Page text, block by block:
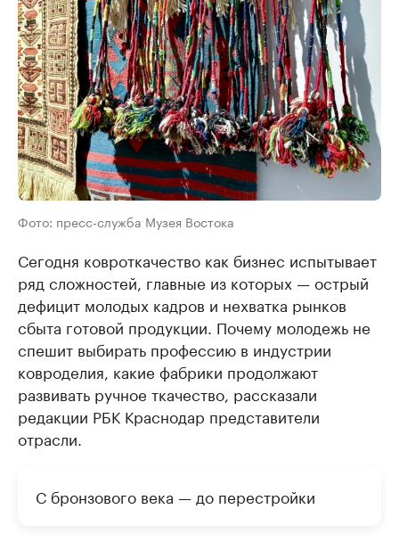
Фото: пресс-служба Музея Востока
Сегодня ковроткачество как бизнес испытывает
ряд сложностей, главные из которых — острый
дефицит молодых кадров и нехватка рынков
сбыта готовой продукции. Почему молодежь не
спешит выбирать профессию в индустрии
ковроделия, какие фабрики продолжают
развивать ручное ткачество, рассказали
редакции РБК Краснодар представители
отрасли.
С бронзового века — до перестройки